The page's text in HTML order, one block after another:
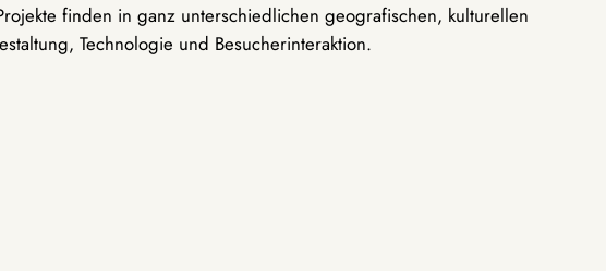
finden in ganz unterschiedlichen geografischen, kulturellen
Technologie und Besucherinteraktion.